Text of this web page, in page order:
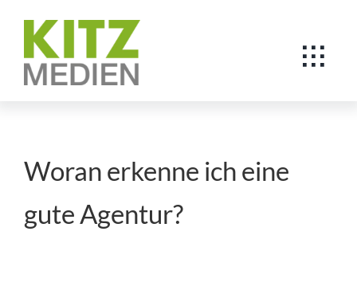
content
KONTAKT
Woran erkenne ich eine
gute Agentur?